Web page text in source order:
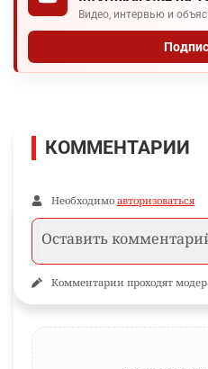
Видео, интервью и
КОММЕНТАРИИ
Необходимо авторизоваться
Комментарии проходят